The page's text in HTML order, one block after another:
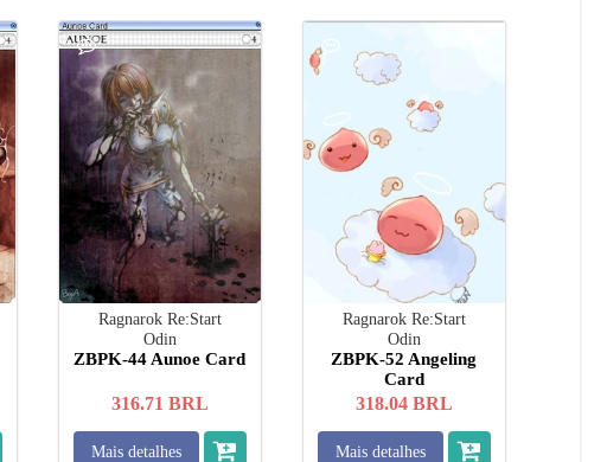
Ragnarok Re:Start
Odin
ZBPK-44 Aunoe Card
316.71 BRL
Mais detalhes
Ragnarok Re:Start
Odin
ZBPK-52 Angeling
Card
318.04 BRL
Mais detalhes